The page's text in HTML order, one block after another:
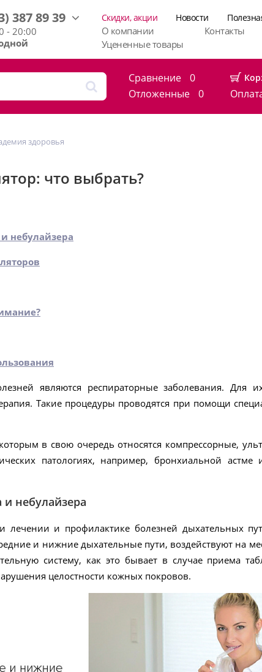
3878939
- 20:00
Скидки, акции Новости
О компании Контакты
Уцененные товары
Сравнение
0
Отложенные
0
здоровья
что выбрать?
небулайзера
являются респираторные заболевания. Для
Такие процедуры проводятся при помощи
в свою очередь относятся компрессорные,
патологиях, например, бронхиальной астме
и небулайзера
лечении и профилактике болезней дыхательных
и нижние дыхательные пути, воздействуют на
систему, как это бывает в случае приема
целостности кожных покровов.